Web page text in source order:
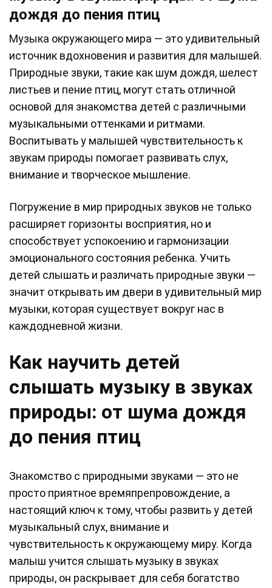
дождя до пения птиц
Музыка окружающего мира — это удивительный
источник вдохновения и развития для малышей.
Природные звуки, такие как шум дождя, шелест
листьев и пение птиц, могут стать отличной
основой для знакомства детей с различными
музыкальными оттенками и ритмами.
Воспитывать у малышей чувствительность к
звукам природы помогает развивать слух,
внимание и творческое мышление.
Погружение в мир природных звуков не только
расширяет горизонты восприятия, но и
способствует успокоению и гармонизации
эмоционального состояния ребенка. Учить
детей слышать и различать природные звуки —
значит открывать им двери в удивительный мир
музыки, которая существует вокруг нас в
каждодневной жизни.
Как научить детей
слышать музыку в звуках
природы: от шума дождя
до пения птиц
Знакомство с природными звуками — это не
просто приятное времяпрепровождение, а
настоящий ключ к тому, чтобы развить у детей
музыкальный слух, внимание и
чувствительность к окружающему миру. Когда
малыш учится слышать музыку в звуках
природы, он раскрывает для себя богатство